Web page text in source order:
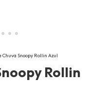
Chuva Snoopy Rollin Azul
Rollin